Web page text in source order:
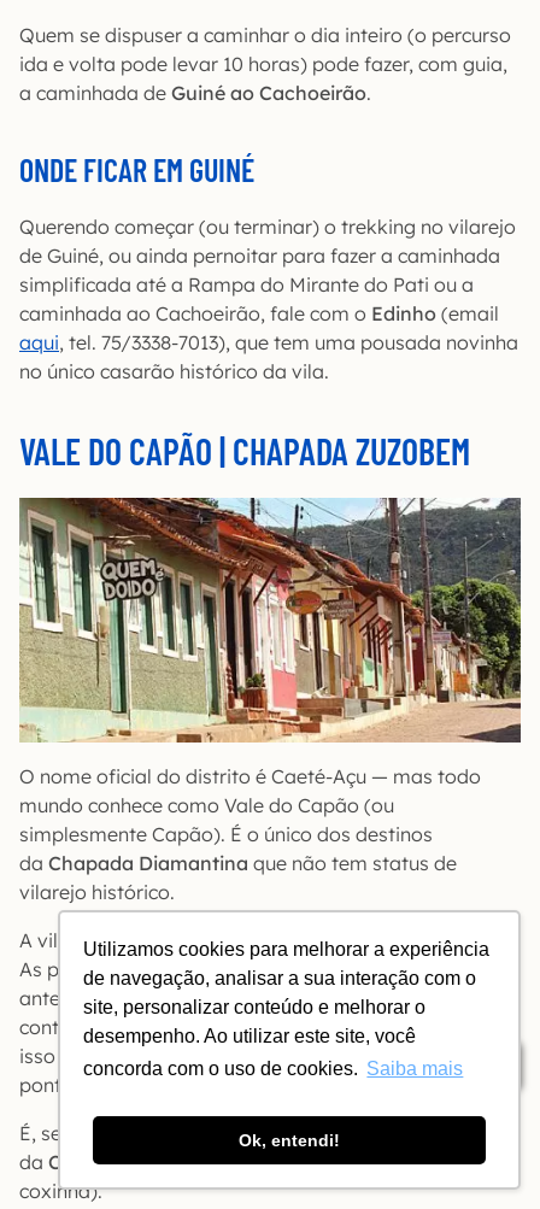
Utilizamos cookies para melhorar a experiência
de navegação, analisar a sua interação com o
site, personalizar conteúdo e melhorar o
desempenho. Ao utilizar este site, você
concorda com o uso de cookies. Saiba mais
Ok, entendi!
Índice
Quem se dispuser a caminhar o dia inteiro (o percurso
ida e volta pode levar 10 horas) pode fazer, com guia,
a caminhada de Guiné ao Cachoeirão.
ONDE FICAR EM GUINÉ
Querendo começar (ou terminar) o trekking no vilarejo
de Guiné, ou ainda pernoitar para fazer a caminhada
simplificada até a Rampa do Mirante do Pati ou a
caminhada ao Cachoeirão, fale com o Edinho (email
aqui, tel. 75/3338-7013), que tem uma pousada novinha
no único casarão histórico da vila.
VALE DO CAPÃO | CHAPADA ZUZOBEM
O nome oficial do distrito é Caeté-Açu — mas todo
mundo conhece como Vale do Capão (ou
simplesmente Capão). É o único dos destinos
da Chapada Diamantina que não tem status de
vilarejo histórico.
A vila consiste praticamente de uma rua e uma praça.
As pousadas, porém, se espalham num raio de 10 km,
antes e depois do centrinho. O barato aqui está no
contato mais próximo possível com a natureza; por
isso tantas pousadas estão no meio do mato ou em
pontos com vistas privilegiadas para as montanhas.
É, sem dúvida, o enclave mais ripongo
da Chapada(Lençóis, na comparação, fica totalmente
coxinha).